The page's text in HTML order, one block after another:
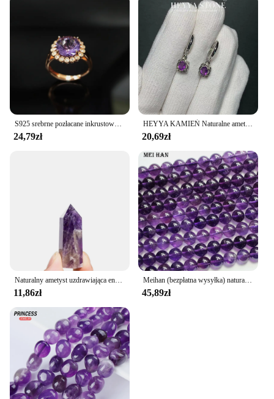
S925 srebrne pozłacane inkrustowane ametyst pierścionek damski cięcia rzemiosła lekkie luksusowe jasne kwiaty wykwintna biżuteria
24,79zł
HEYYA KAMIEŃ Naturalne ametystowe kolczyki koła dla kobiet Posrebrzane kolczyki 925. Prosta biżuteria z kamienia szlachetnego. Klasyczny styl
20,69zł
11,86zł
Meihan (bezpłatna wysyłka) naturalny brazylijski A + ametyst 6mm 8mm gładkie okrągłe koraliki do tworzenia biżuterii bransoletka DIY
45,89zł